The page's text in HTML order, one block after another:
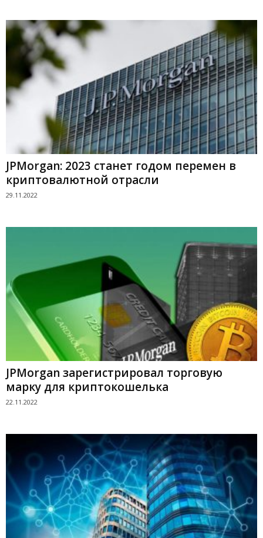
JPMorgan: 2023 станет годом перемен в
криптовалютной отрасли
29.11.2022
JPMorgan зарегистрировал торговую
марку для криптокошелька
22.11.2022